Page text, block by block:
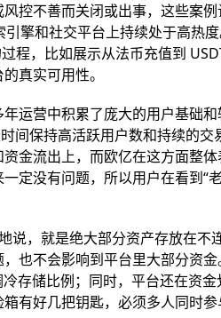
控不善而关闭或出事，这些案
擎和社交平台上持续处于高热
程，比如展示从法币充值到
真实可用性。
运营中积累了庞大的用户基础
间保持高活跃用户数和持续的
金流出上，而欧亿在这方面整
定没有问题，所以用户在看到“
说，就是绝大部分资产存放在不
也不会影响到平台里大部分资
存储比例；同时，平台还在资
有好几把钥匙，必须多人同时